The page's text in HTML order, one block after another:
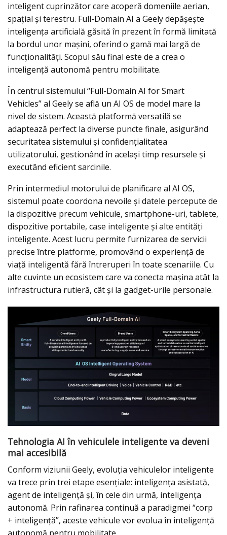
inteligent cuprinzător care acoperă domeniile aerian,
spațial și terestru. Full-Domain AI a Geely depășește
inteligența artificială găsită în prezent în formă limitată
la bordul unor mașini, oferind o gamă mai largă de
funcționalități. Scopul său final este de a crea o
inteligență autonomă pentru mobilitate.
În centrul sistemului “Full-Domain AI for Smart
Vehicles” al Geely se află un AI OS de model mare la
nivel de sistem. Această platformă versatilă se
adaptează perfect la diverse puncte finale, asigurând
securitatea sistemului și confidențialitatea
utilizatorului, gestionând în același timp resursele și
executând eficient sarcinile.
Prin intermediul motorului de planificare al AI OS,
sistemul poate coordona nevoile și datele percepute de
la dispozitive precum vehicule, smartphone-uri, tablete,
dispozitive portabile, case inteligente și alte entități
inteligente. Acest lucru permite furnizarea de servicii
precise între platforme, promovând o experiență de
viață inteligentă fără întreruperi în toate scenariile. Cu
alte cuvinte un ecosistem care va conecta mașina atât la
infrastructura rutieră, cât și la gadget-urile personale.
Tehnologia AI în vehiculele inteligente va deveni
mai accesibilă
Conform viziunii Geely, evoluția vehiculelor inteligente
va trece prin trei etape esențiale: inteligența asistată,
agent de inteligență și, în cele din urmă, inteligența
autonomă. Prin rafinarea continuă a paradigmei “corp
+ inteligență”, aceste vehicule vor evolua în inteligență